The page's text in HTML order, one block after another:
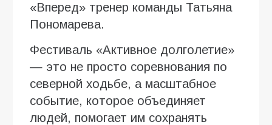
«Вперед» тренер команды Татьяна
Пономарева.
Фестиваль «Активное долголетие»
— это не просто соревнования по
северной ходьбе, а масштабное
событие, которое объединяет
людей, помогает им сохранять